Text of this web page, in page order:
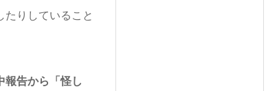
たりしていること
報告から「怪し